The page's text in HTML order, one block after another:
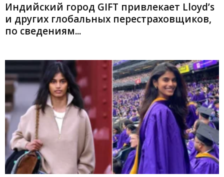
Индийский город GIFT привлекает Lloyd’s
и других глобальных перестраховщиков,
по сведениям...